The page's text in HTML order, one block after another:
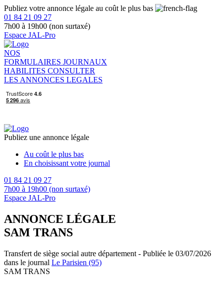
Publiez votre annonce légale au coût le plus bas
01 84 21 09 27
7h00 à 19h00 (non surtaxé)
Espace JAL-Pro
NOS
FORMULAIRES JOURNAUX
HABILITES CONSULTER
LES ANNONCES LEGALES
Publiez une annonce légale
Au coût le plus bas
En choisissant votre journal
01 84 21 09 27
7h00 à 19h00 (non surtaxé)
Espace JAL-Pro
ANNONCE LÉGALE
SAM TRANS
Transfert de siège social autre département - Publiée le 03/07/2026
dans le journal Le Parisien (95)
SAM TRANS